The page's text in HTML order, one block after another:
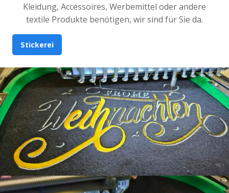
Kleidung, Accessoires, Werbemittel oder andere
textile Produkte benötigen, wir sind für Sie da.
Stickerei